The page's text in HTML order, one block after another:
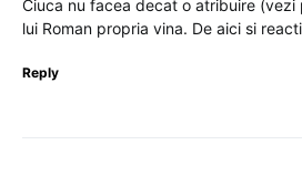
Ciuca nu facea decat o atribuire (vezi
lui Roman propria vina. De aici si
Reply